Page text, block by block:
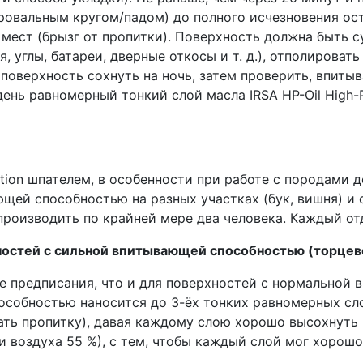
кругом/падом) до полного исчезновения
(брызг от пропитки). Поверхность должна быть
углы, батареи, дверные откосы и т. д.),
сохнуть на ночь, затем проверить,
равномерный тонкий слой масла IRSA HP-Oil
шпателем, в особенности при работе с породами
способностью на разных участках (бук, вишня)
по крайней мере два человека. Каждый
с сильной впитывающей способностью
предписания, что и для поверхностей с
наносится до 3-ёх тонких равномерных
пропитку), давая каждому слою хорошо
воздуха 55 %), с тем, чтобы каждый слой мог